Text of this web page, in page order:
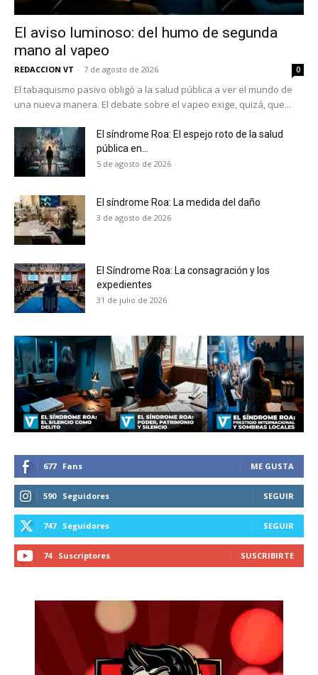
No te pierdas de las
Suscríbete a nuestro boletín diario y
recibe todas las noticias del vapeo y la
reducción de daños en tu correo
electrónico.
Subscribe to our daily clipping and
El aviso luminoso: del humo de segunda
mano al vapeo
REDACCION VT - 7 de agosto de 2026 0
El tabaquismo pasivo obligó a la salud pública a ver el mundo de
una nueva manera. El debate sobre el vapeo exige, quizá, que...
El síndrome Roa: El espejo roto de la salud
pública en...
5 de agosto de 2026
El síndrome Roa: La medida del daño
3 de agosto de 2026
El Síndrome Roa: La consagración y los
expedientes
31 de julio de 2026
677 Fans ME GUSTA
590 Seguidores SEGUIR
747 Seguidores SEGUIR
74 Suscriptores SUSCRIBIRTE